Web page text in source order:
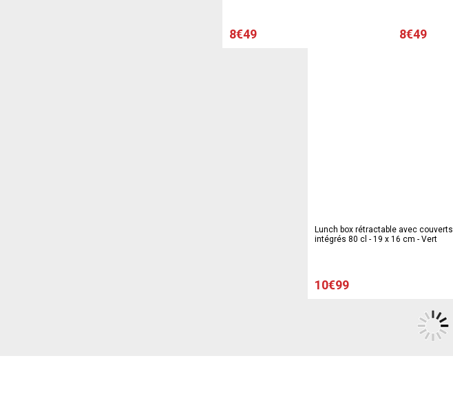
8€49 8€49
Lunch box rétractable avec couverts
intégrés 80 cl - 19 x 16 cm - Vert
10€99